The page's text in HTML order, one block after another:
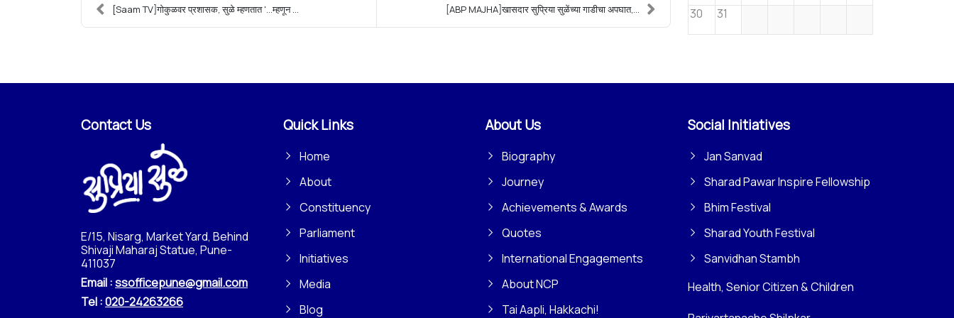
[Saam TV]गोकुळवर प्रशासक, सुळे म्हणतात '...म्हणून ... [ABP MAJHA]खासदार सुप्रिया सुळेंच्या गाडीचा अपघात,...
30
31
Contact Us
E/15, Nisarg, Market Yard, Behind
Shivaji Maharaj Statue, Pune-
411037
Email :ssofficepune@gmail.com
Tel :020-24263266
Quick Links
Home
About
Constituency
Parliament
Initiatives
Media
Blog
About Us
Biography
Journey
Achievements & Awards
Quotes
International Engagements
About NCP
Tai Aapli, Hakkachi!
Social Initiatives
Jan Sanvad
Sharad Pawar Inspire Fellowship
Bhim Festival
Sharad Youth Festival
Sanvidhan Stambh
Health, Senior Citizen & Children